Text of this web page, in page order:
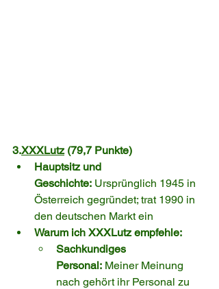
3.XXXLutz (79,7 Punkte)
Hauptsitz und
Geschichte: Ursprünglich 1945 in
Österreich gegründet; trat 1990 in
den deutschen Markt ein
Warum ich XXXLutz empfehle:
Sachkundiges
Personal: Meiner Meinung
nach gehört ihr Personal zu